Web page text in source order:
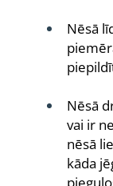
Nēsā
Nēsā
vai ir
nēsā
kāda